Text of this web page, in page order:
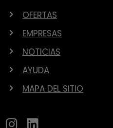
OFERTAS
EMPRESAS
NOTICIAS
AYUDA
MAPA DEL SITIO